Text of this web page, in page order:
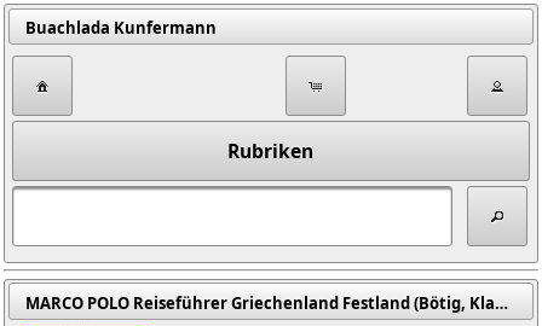
Buachlada Kunfermann
Rubriken
MARCO POLO Reiseführer Griechenland Festland (Bötig, Klaus / Langhorst, Marike K.)